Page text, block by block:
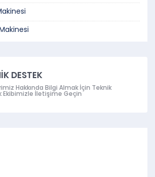
DESTEK
Hakkında Bilgi Almak İçin Teknik
Ekibimizle İletişime Geçin